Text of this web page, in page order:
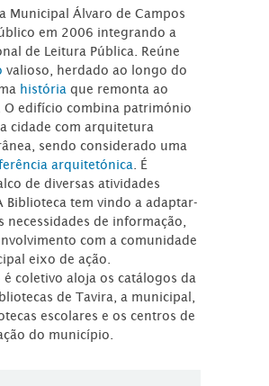
Municipal Álvaro de Campos
em 2006 integrando a
de Leitura Pública. Reúne
valioso, herdado ao longo do
história que remonta ao
O edifício combina património
cidade com arquitetura
sendo considerado uma
arquitetónica . É
de diversas atividades
Biblioteca tem vindo a adaptar-
necessidades de informação,
com a comunidade
eixo de ação.
é coletivo aloja os catálogos da
de Tavira, a municipal,
escolares e os centros de
do município.